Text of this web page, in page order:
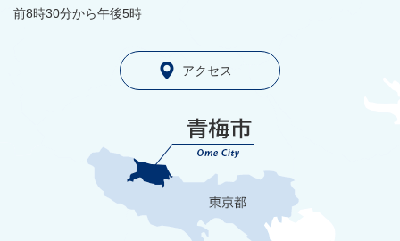
前8時30分から午後5時
アクセス